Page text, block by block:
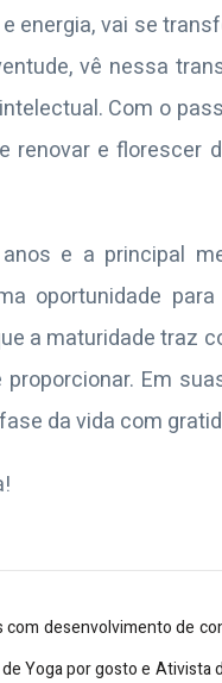
energia, vai se
vê nessa
Com o
renovar e florescer
e a principal
oportunidade
a maturidade traz
Em
da vida com
desenvolvimento de
Yoga por gosto e Ativista